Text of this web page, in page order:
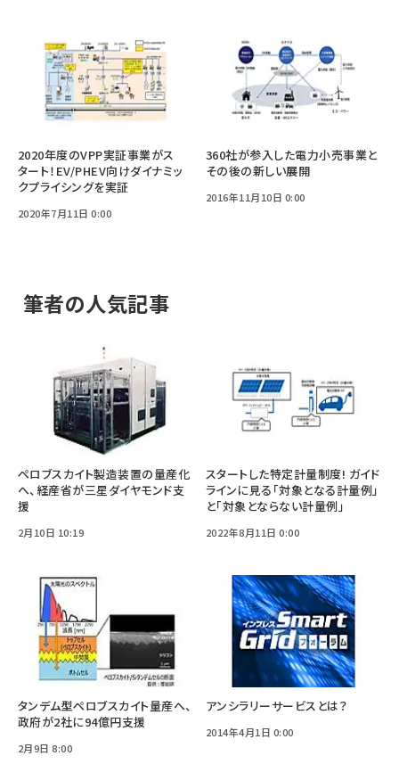
2020年度のVPP実証事業がス
タート！EV/PHEV向けダイナミッ
クプライシングを実証
2020年7月11日 0:00
360社が参入した電力小売事業と
その後の新しい展開
2016年11月10日 0:00
筆者の人気記事
ペロブスカイト製造装置の量産化
へ、経産省が三星ダイヤモンド支
援
2月10日 10:19
スタートした特定計量制度! ガイド
ラインに見る「対象となる計量例」
と「対象とならない計量例」
2022年8月11日 0:00
タンデム型ペロブスカイト量産へ、
政府が2社に94億円支援
2月9日 8:00
アンシラリーサービスとは？
2014年4月1日 0:00